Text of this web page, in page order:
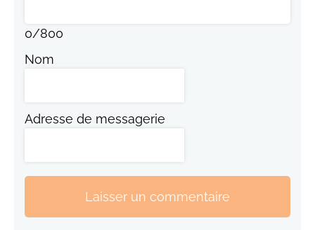
0/800
Nom
Adresse de messagerie
Laisser un commentaire